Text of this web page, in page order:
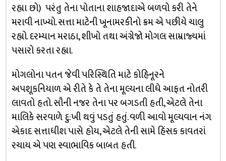
રહ્યા છો) પરંતુ તેના પોતાના શાહજાદાએ બળવો કરી તેને
મરાવી નાખ્યો. સત્તા માટેની ખૂનામરકીનો ક્રમ એ પછીયે ચાલુ
રહ્યો. દરમ્યાન મરાઠા, શીખો તથા અંગ્રેજો મોગલ સામ્રાજ્યમાં
પસારો કરતા રહ્યા.
મોગલોના પતન જેવી પરિસ્થિતિ માટે કોહિનૂરને
અપશૂકનિયાળ એ રીતે કે તે તેના મૂલ્યના લીધે આફત નોતરી
લાવતો હતો. સૌની નજર તેના પર બગડતી હતી, એટલે તેના
માલિકે સરવાળે દુ:ખી થવું પડતું હતું. વળી આવો મૂલ્યવાન નંગ
એકાદ સત્તાધીશ પાસે હોય, એટલે તેની સામે હિંસક કાવતરાં
રચાય એ પણ સ્વાભાવિક બાબત હતી.